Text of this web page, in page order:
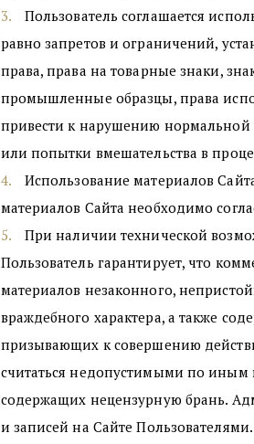
Пользователь соглашается
равно запретов и ограничений,
права, права на товарные знаки,
промышленные образцы, права
привести к нарушению нормальной
или попытки вмешательства в
Использование материалов
материалов Сайта необходимо
При наличии технической
Пользователь гарантирует, что
материалов незаконного,
враждебного характера, а также
призывающих к совершению
считаться недопустимыми по иным
содержащих нецензурную брань.
и записей на Сайте